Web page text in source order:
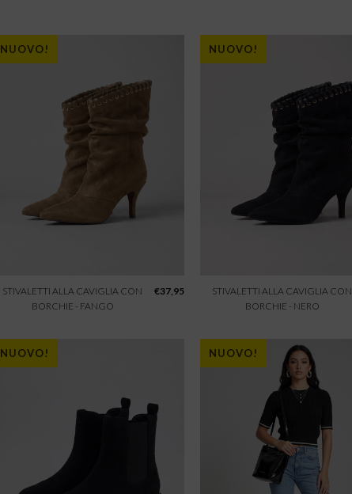
NUOVO!
STIVALETTI ALLA CAVIGLIA CON
BORCHIE - FANGO
€37,95
NUOVO!
STIVALETTI ALLA CAVIGLIA CON
BORCHIE - NERO
NUOVO! NUOVO!